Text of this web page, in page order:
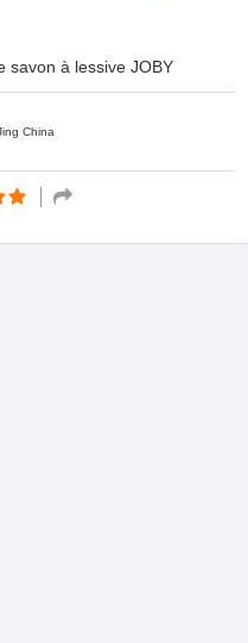
savon à lessive JOBY
China